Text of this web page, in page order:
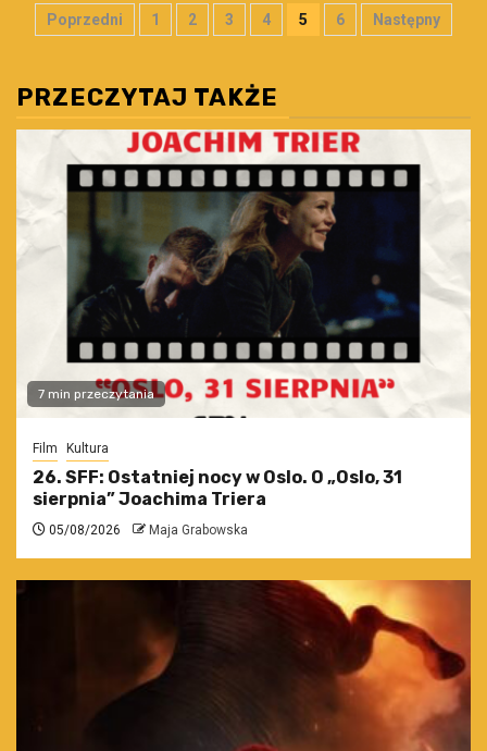
Stronicowanie
Poprzedni 1 2 3 4 5 6 Następny
PRZECZYTAJ TAKŻE
7 min przeczytania
Film Kultura
26. SFF: Ostatniej nocy w Oslo. O „Oslo, 31
sierpnia” Joachima Triera
05/08/2026 Maja Grabowska